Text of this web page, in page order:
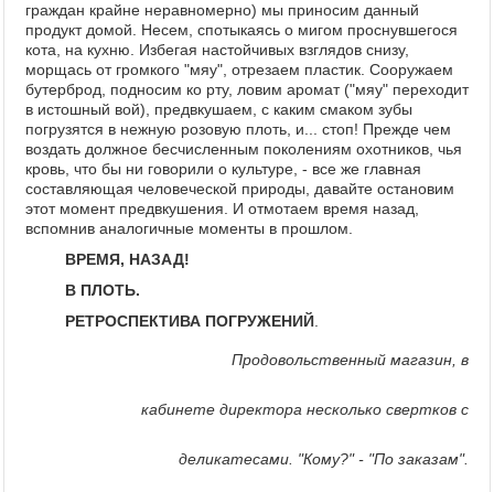
граждан крайне неравномерно) мы приносим данный
продукт домой. Несем, спотыкаясь о мигом проснувшегося
кота, на кухню. Избегая настойчивых взглядов снизу,
морщась от громкого "мяу", отрезаем пластик. Сооружаем
бутерброд, подносим ко рту, ловим аромат ("мяу" переходит
в истошный вой), предвкушаем, с каким смаком зубы
погрузятся в нежную розовую плоть, и... стоп! Прежде чем
воздать должное бесчисленным поколениям охотников, чья
кровь, что бы ни говорили о культуре, - все же главная
составляющая человеческой природы, давайте остановим
этот момент предвкушения. И отмотаем время назад,
вспомнив аналогичные моменты в прошлом.
ВРЕМЯ, НАЗАД!
В ПЛОТЬ.
РЕТРОСПЕКТИВА ПОГРУЖЕНИЙ
Продовольственный магазин, в
кабинете директора несколько свертков с
деликатесами. "Кому?" - "По заказам".